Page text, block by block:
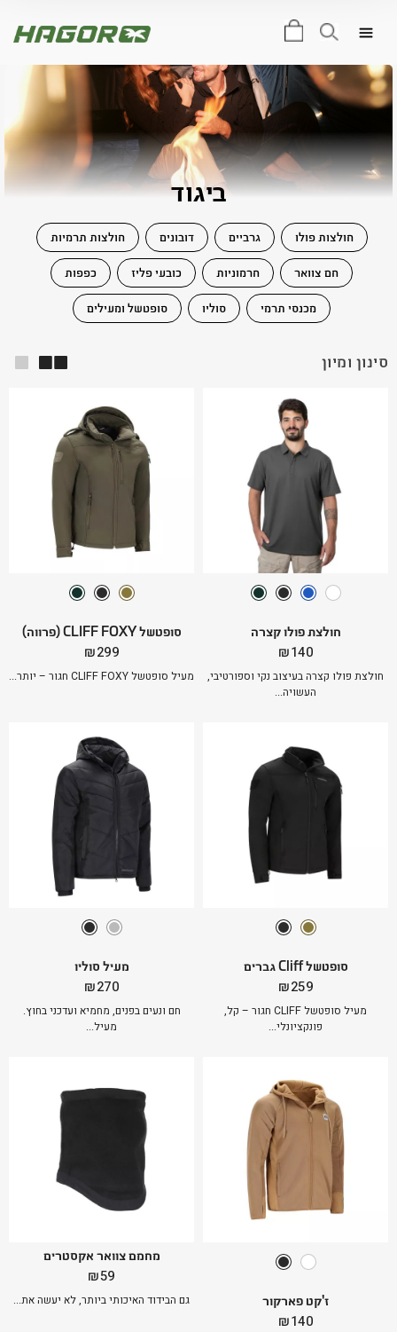
ביגוד
חולצות פולו גרביים דובונים
חולצות תרמיות
חם צוואר
חרמוניות כובעי פליז
כפפות
מכנסי תרמי
סוליו סופטשל ומעילים
סינון ומיון
חולצת פולו קצרה
₪140
חולצת פולו קצרה בעיצוב נקי וספורטיבי,
העשויה...
סופטשל CLIFF FOXY (פרווה)
₪299
מעיל סופטשל CLIFF FOXY חגור – יותר...
סופטשל Cliff גברים
₪259
מעיל סופטשל CLIFF חגור – קל,
פונקציונלי...
מעיל סוליו
₪270
חם ונעים בפנים, מחמיא ועדכני בחוץ.
מעיל...
ז'קט פארקור
₪140
מחמם צוואר אקסטרים
₪59
גם הבידוד האיכותי ביותר, לא יעשה את...